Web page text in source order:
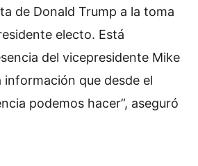
de Donald Trump a la toma
electo. Está
del vicepresidente Mike
información que desde el
podemos hacer”, aseguró